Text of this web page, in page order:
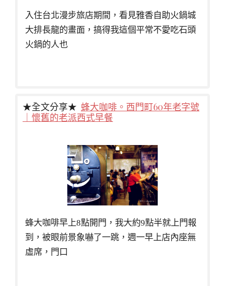
入住台北漫步旅店期間，看見雅香自助火鍋城
大排長龍的畫面，搞得我這個平常不愛吃石頭
火鍋的人也
★全文分享★ 蜂大咖啡。西門町60年老字號
｜懷舊的老派西式早餐
蜂大咖啡早上8點開門，我大約9點半就上門報
到，被眼前景象嚇了一跳，週一早上店內座無
虛席，門口